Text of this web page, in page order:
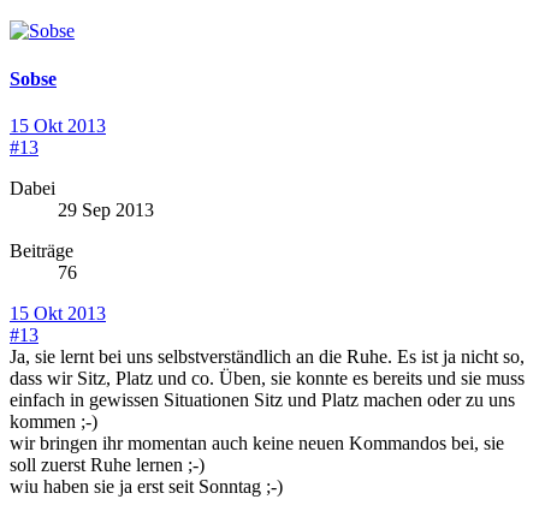
Sobse
15 Okt 2013
#13
Dabei
29 Sep 2013
Beiträge
76
15 Okt 2013
#13
Ja, sie lernt bei uns selbstverständlich an die Ruhe. Es ist ja nicht so,
dass wir Sitz, Platz und co. Üben, sie konnte es bereits und sie muss
einfach in gewissen Situationen Sitz und Platz machen oder zu uns
kommen ;-)
wir bringen ihr momentan auch keine neuen Kommandos bei, sie
soll zuerst Ruhe lernen ;-)
wiu haben sie ja erst seit Sonntag ;-)